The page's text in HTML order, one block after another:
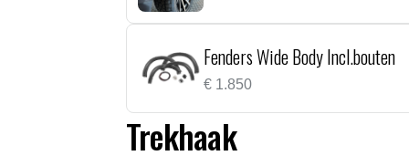
Fenders Wide Body Incl.bouten
€1.850
Trekhaak